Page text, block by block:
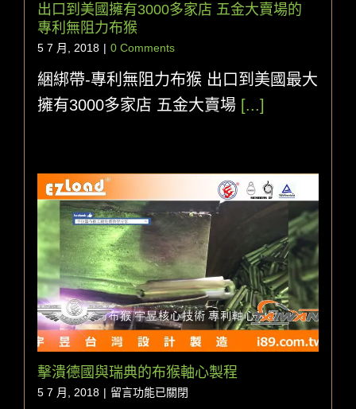
出口到美國擁有3000多家店 五金大賣場的
專利無阻力布猴
5 7 月, 2018 | 0 Comments
綑綁帶-專利無阻力布猴 出口到美國最大
擁有3000多家店 五金大賣場 [...]
擊潰德國與瑞典的布猴軸心製程
5 7 月, 2018 | 在
留言功能已關閉